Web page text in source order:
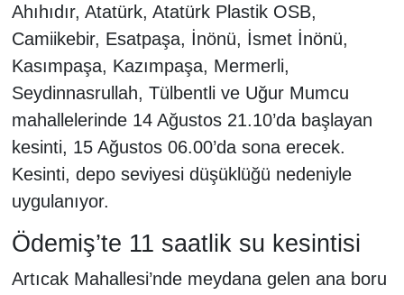
Ahıhıdır, Atatürk, Atatürk Plastik OSB,
Camiikebir, Esatpaşa, İnönü, İsmet İnönü,
Kasımpaşa, Kazımpaşa, Mermerli,
Seydinnasrullah, Tülbentli ve Uğur Mumcu
mahallelerinde 14 Ağustos 21.10’da başlayan
kesinti, 15 Ağustos 06.00’da sona erecek.
Kesinti, depo seviyesi düşüklüğü nedeniyle
uygulanıyor.
Ödemiş’te 11 saatlik su kesintisi
Artıcak Mahallesi’nde meydana gelen ana boru